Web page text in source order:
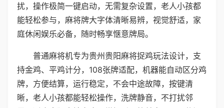
扰，操作极简一键启动，无需复杂设置，老人小孩都
能轻松参与，麻将牌大字体清晰易辨，视觉舒适，家
庭休闲娱乐必备，随时畅享惬意牌局。
普通麻将机专为贵州贵阳麻将捉鸡玩法设计，支
持金鸡、平鸡计分，108张牌适配，机器能自动区分鸡
牌，方便结算，运行稳定，不会中途故障，按键清
晰，老人小孩都能轻松操作，洗牌静音，不打扰邻